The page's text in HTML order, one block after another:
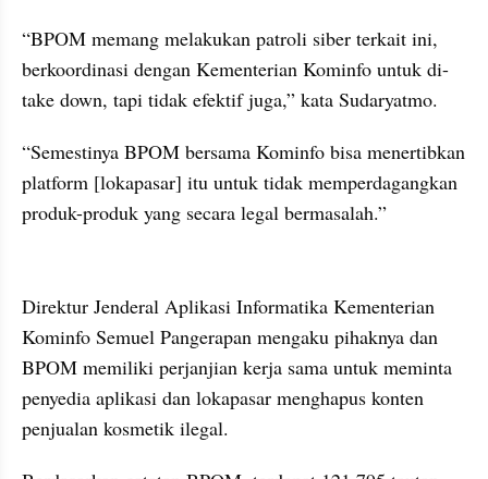
“BPOM memang melakukan patroli siber terkait ini,
berkoordinasi dengan Kementerian Kominfo untuk di-
take down, tapi tidak efektif juga,” kata Sudaryatmo.
“Semestinya BPOM bersama Kominfo bisa menertibkan
platform [lokapasar] itu untuk tidak memperdagangkan
produk-produk yang secara legal bermasalah.”
Direktur Jenderal Aplikasi Informatika Kementerian
Kominfo Semuel Pangerapan mengaku pihaknya dan
BPOM memiliki perjanjian kerja sama untuk meminta
penyedia aplikasi dan lokapasar menghapus konten
penjualan kosmetik ilegal.